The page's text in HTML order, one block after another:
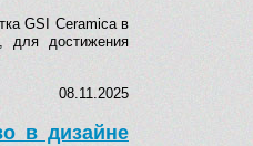
GSI Ceramica в
для достижения
08.11.2025
в дизайне